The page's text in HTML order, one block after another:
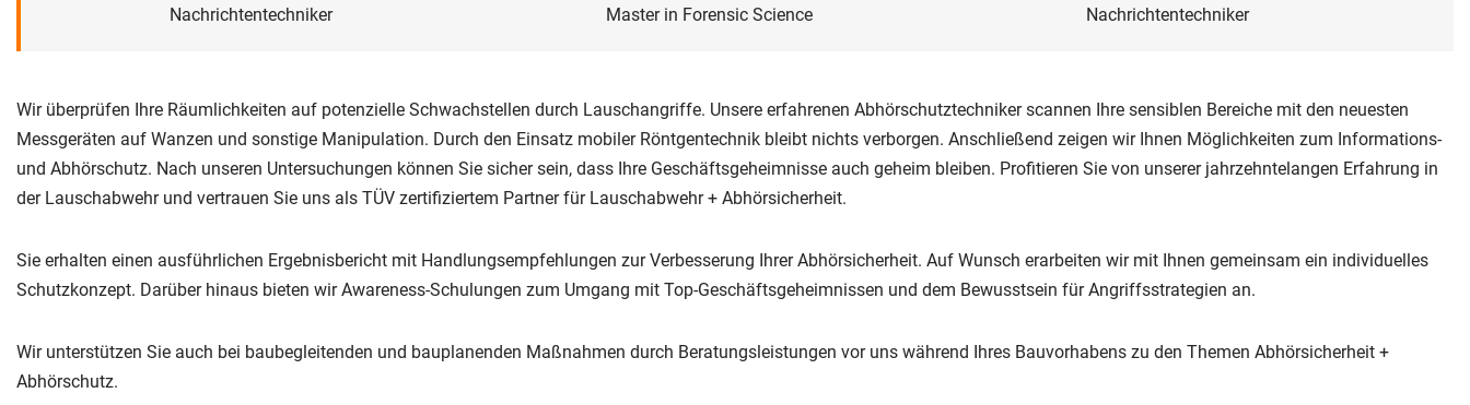
Nachrichtentechniker
Master in Forensic Science
Nachrichtentechniker
Wir überprüfen Ihre Räumlichkeiten auf potenzielle Schwachstellen durch Lauschangriffe. Unsere erfahrenen Abhörschutztechniker scannen Ihre sensiblen Bereiche mit den neuesten
Messgeräten auf Wanzen und sonstige Manipulation. Durch den Einsatz mobiler Röntgentechnik bleibt nichts verborgen. Anschließend zeigen wir Ihnen Möglichkeiten zum Informations-
und Abhörschutz. Nach unseren Untersuchungen können Sie sicher sein, dass Ihre Geschäftsgeheimnisse auch geheim bleiben. Profitieren Sie von unserer jahrzehntelangen Erfahrung in
der Lauschabwehr und vertrauen Sie uns als TÜV zertifiziertem Partner für Lauschabwehr + Abhörsicherheit.
Sie erhalten einen ausführlichen Ergebnisbericht mit Handlungsempfehlungen zur Verbesserung Ihrer Abhörsicherheit. Auf Wunsch erarbeiten wir mit Ihnen gemeinsam ein individuelles
Schutzkonzept. Darüber hinaus bieten wir Awareness-Schulungen zum Umgang mit Top-Geschäftsgeheimnissen und dem Bewusstsein für Angriffsstrategien an.
Wir unterstützen Sie auch bei baubegleitenden und bauplanenden Maßnahmen durch Beratungsleistungen vor uns während Ihres Bauvorhabens zu den Themen Abhörsicherheit +
Abhörschutz.